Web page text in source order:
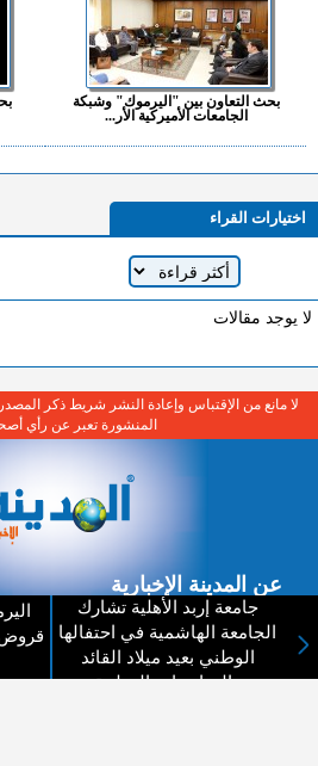
بحث التعاون بين "اليرموك" وشبكة
الجامعات الأميركية الأر...
اختيارات القراء
لا يوجد مقالات
جامعة إربد الأهلية تشارك
الجامعة الهاشمية في احتفالها
الوطني بعيد ميلاد القائد
والمناسبات الوطنية
قروض
لا مانع من الإقتباس وإعادة النشر شريط ذكر المصدر
المنشورة تعبر عن رأي
عن المدينة الإخبارية
المدينة الإخبارية صحيفة الكترونية
الاردنية تنقل الاخبار المحلية الأردنية
العربية والدولية لحظة حدوثها بمهنية